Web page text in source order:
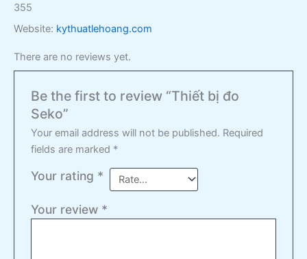
355
Website: kythuatlehoang.com
There are no reviews yet.
Be the first to review “Thiết bị đo
Seko”
Your email address will not be published. Required
fields are marked *
Your rating *
Your review *